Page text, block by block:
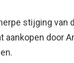
stijging van
aankopen door